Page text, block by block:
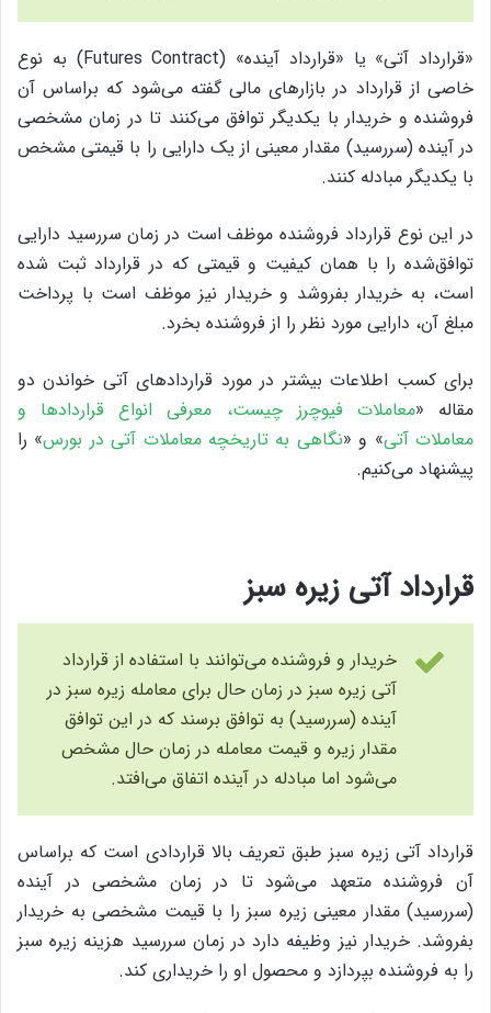
«قرارداد آتی» یا «قرارداد آینده» (Futures Contract) به نوع
خاصی از قرارداد در بازارهای مالی گفته می‌شود که براساس آن
فروشنده و خریدار با یکدیگر توافق می‌کنند تا در زمان مشخصی
در آینده (سررسید) مقدار معینی از یک دارایی را با قیمتی مشخص
با یکدیگر مبادله کنند.
در این نوع قرارداد فروشنده موظف است در زمان سررسید دارایی
توافق‌شده را با همان کیفیت و قیمتی که در قرارداد ثبت شده
است، به خریدار بفروشد و خریدار نیز موظف است با پرداخت
مبلغ آن، دارایی مورد نظر را از فروشنده بخرد.
برای کسب اطلاعات بیشتر در مورد قراردادهای آتی خواندن دو
مقاله «معاملات فیوچرز چیست، معرفی انواع قراردادها و
معاملات آتی» و «نگاهی به تاریخچه معاملات آتی در بورس» را
پیشنهاد می‌کنیم.
قرارداد آتی زیره سبز
خریدار و فروشنده می‌توانند با استفاده از قرارداد
آتی زیره سبز در زمان حال برای معامله زیره سبز در
آینده (سررسید) به توافق برسند که در این توافق
مقدار زیره و قیمت معامله در زمان حال مشخص
می‌شود اما مبادله در آینده اتفاق می‌افتد.
قرارداد آتی زیره سبز طبق تعریف بالا قراردادی است که براساس
آن فروشنده متعهد می‌شود تا در زمان مشخصی در آینده
(سررسید) مقدار معینی زیره سبز را با قیمت مشخصی به خریدار
بفروشد. خریدار نیز وظیفه دارد در زمان سررسید هزینه زیره سبز
را به فروشنده بپردازد و محصول او را خریداری کند.